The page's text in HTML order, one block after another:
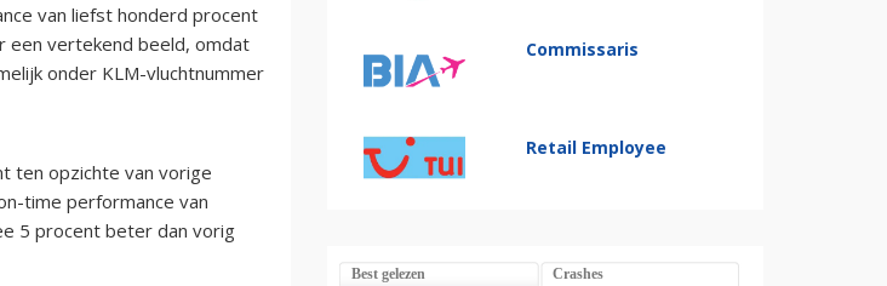
van liefst honderd procent
een vertekend beeld, omdat
onder KLM-vluchtnummer
ten opzichte van vorige
time performance van
5 procent beter dan vorig
Commissaris
Retail Employee
Best gelezen Crashes